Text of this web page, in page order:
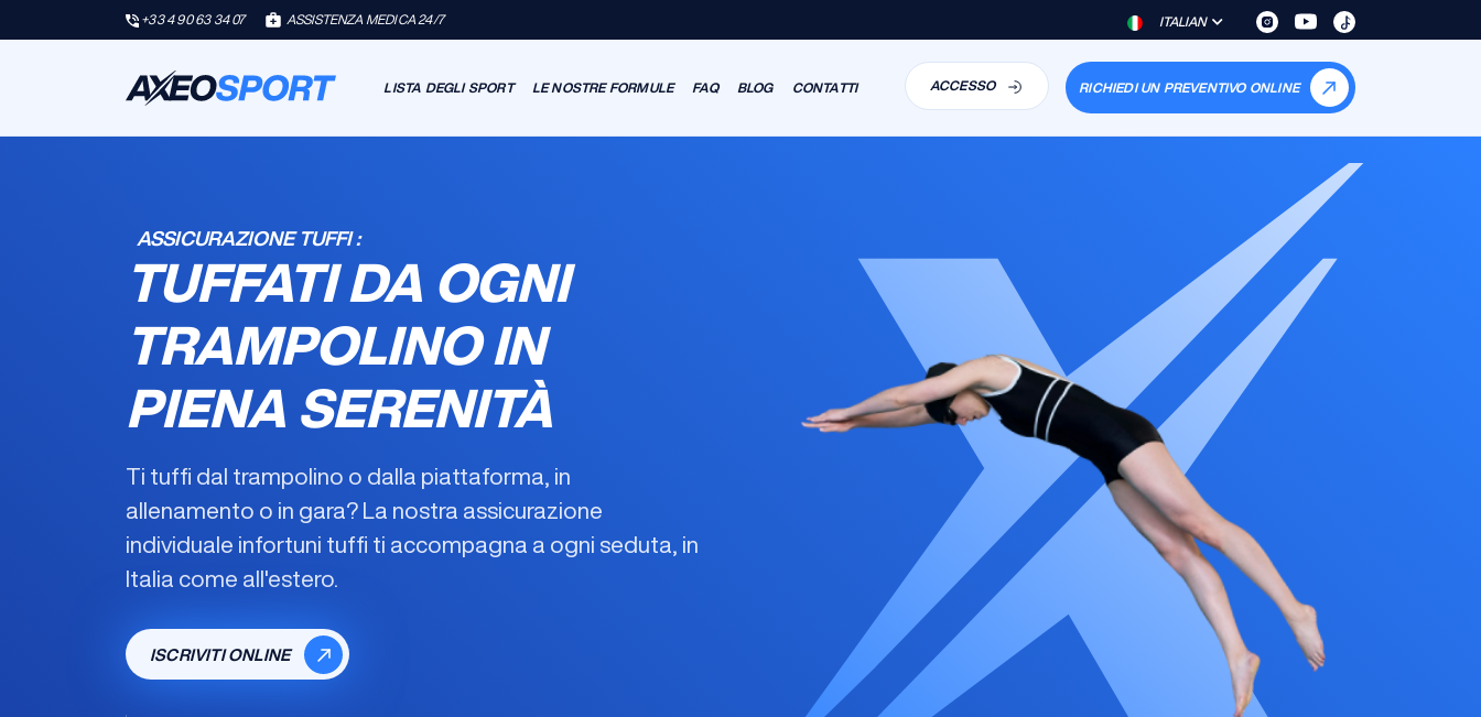
+33 4 90 63 34 07 ASSISTENZA MEDICA 24/7 ITALIAN
LISTA DEGLI SPORT LE NOSTRE FORMULE FAQ BLOG CONTATTI ACCESSO RICHIEDI UN PREVENTIVO ONLINE
ASSICURAZIONE TUFFI :
TUFFATI DA OGNI
TRAMPOLINO IN
PIENA SERENITÀ
Ti tuffi dal trampolino o dalla piattaforma, in
allenamento o in gara? La nostra assicurazione
individuale infortuni tuffi ti accompagna a ogni seduta, in
Italia come all'estero.
ISCRIVITI ONLINE